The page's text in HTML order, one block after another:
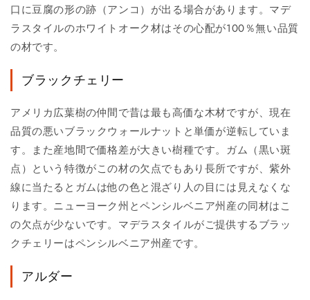
口に豆腐の形の跡（アンコ）が出る場合があります。マデ
ラスタイルのホワイトオーク材はその心配が100％無い品質
の材です。
ブラックチェリー
アメリカ広葉樹の仲間で昔は最も高価な木材ですが、現在
品質の悪いブラックウォールナットと単価が逆転していま
す。また産地間で価格差が大きい樹種です。ガム（黒い斑
点）という特徴がこの材の欠点でもあり長所ですが、紫外
線に当たるとガムは他の色と混ざり人の目には見えなくな
ります。ニューヨーク州とペンシルベニア州産の同材はこ
の欠点が少ないです。マデラスタイルがご提供するブラッ
クチェリーはペンシルベニア州産です。
アルダー